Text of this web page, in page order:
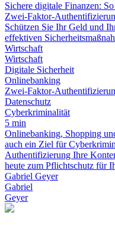
Sichere digitale Finanzen:
Zwei-Faktor-
Schützen Sie Ihr Geld und
effektiven
Wirtschaft
Wirtschaft
Digitale Sicherheit
Onlinebanking
Zwei-Faktor-
Datenschutz
Cyberkriminalität
5 min
Onlinebanking, Shopping
auch ein Ziel für
Authentifizierung Ihre
heute zum Pflichtschutz für
Gabriel Geyer
Gabriel
Geyer